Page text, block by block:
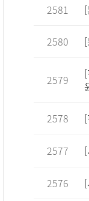
2581
2580
2579
2578
2577
2576